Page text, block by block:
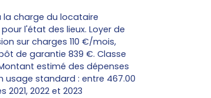
la charge du locataire
l'état des lieux. Loyer de
sur charges 110 €/mois,
de garantie 839 €. Classe
estimé des dépenses
usage standard : entre 467.00
2022 et 2023